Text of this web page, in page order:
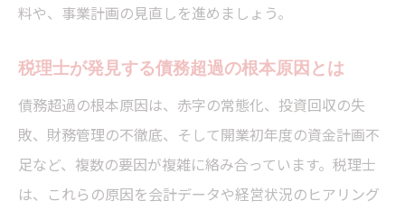
料や、事業計画の見直しを進めましょう。
税理士が発見する債務超過の根本原因とは
債務超過の根本原因は、赤字の常態化、投資回収の失
敗、財務管理の不徹底、そして開業初年度の資金計画不
足など、複数の要因が複雑に絡み合っています。税理士
は、これらの原因を会計データや経営状況のヒアリング